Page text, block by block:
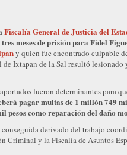
Fiscalía General de Justicia del
tres meses de prisión para Fidel
y quien fue encontrado culpable
Ixtapan de la Sal resultó lesionado
fueron determinantes para
pagar multas de 1 millón 749
pesos como reparación del daño
derivado del trabajo
Criminal y la Fiscalía de Asuntos